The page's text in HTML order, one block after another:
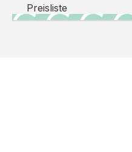
Preisliste